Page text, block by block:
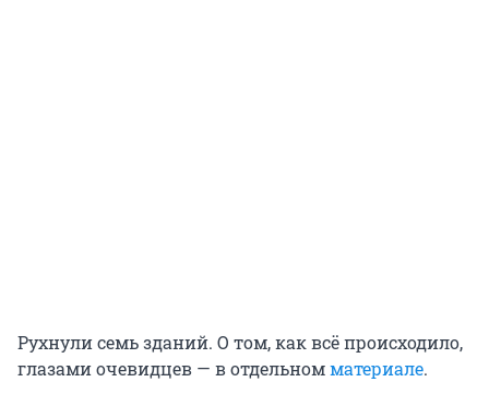
Рухнули семь зданий. О том, как всё происходило,
глазами очевидцев — в отдельномматериале.